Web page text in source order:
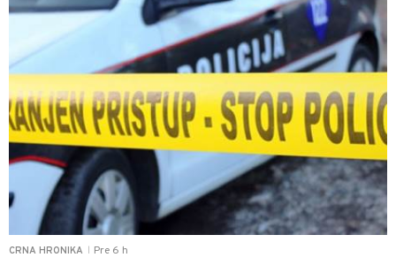
CRNA HRONIKA Pre 6 h